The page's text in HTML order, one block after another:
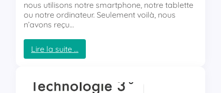
l
l
nous utilisons notre smartphone, notre tablette
ou notre ordinateur. Seulement voilà, nous
n’avons reçu…
Lire la suite …
:
i